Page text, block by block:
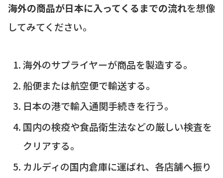
海外の商品が日本に入ってくるまでの流れを想像
してみてください。
海外のサプライヤーが商品を製造する。
船便または航空便で輸送する。
日本の港で輸入通関手続きを行う。
国内の検疫や食品衛生法などの厳しい検査を
クリアする。
カルディの国内倉庫に運ばれ、各店舗へ振り